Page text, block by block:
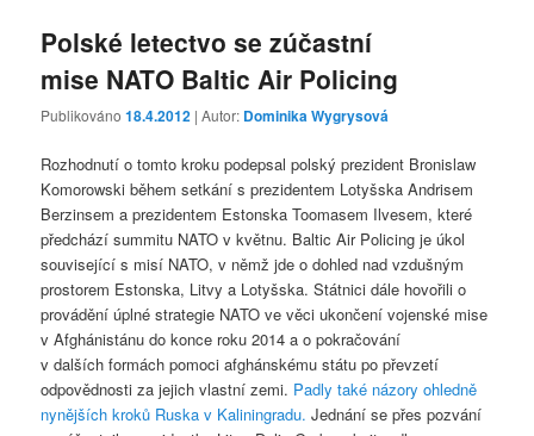
Polské letectvo se zúčastní
mise NATO Baltic Air Policing
Publikováno18.4.2012 | Autor: Dominika Wygrysová
Rozhodnutí o tomto kroku podepsal polský prezident Bronislaw
Komorowski během setkání s prezidentem Lotyšska Andrisem
Berzinsem a prezidentem Estonska Toomasem Ilvesem, které
předchází summitu NATO v květnu. Baltic Air Policing je úkol
související s misí NATO, v němž jde o dohled nad vzdušným
prostorem Estonska, Litvy a Lotyšska. Státnici dále hovořili o
provádění úplné strategie NATO ve věci ukončení vojenské mise
v Afghánistánu do konce roku 2014 a o pokračování
v dalších formách pomoci afghánskému státu po převzetí
odpovědnosti za jejich vlastní zemi. Padly také názory ohledně
nynějších kroků Ruska v Kaliningradu. Jednání se přes pozvání